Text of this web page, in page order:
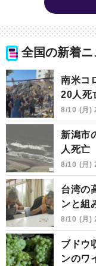
全国の新着ニ
南米コ
20人死
8/10 (月)
新潟市
人死亡
8/10 (月)
台湾の
ンと組
8/10 (月)
ブドウ
ンのワ